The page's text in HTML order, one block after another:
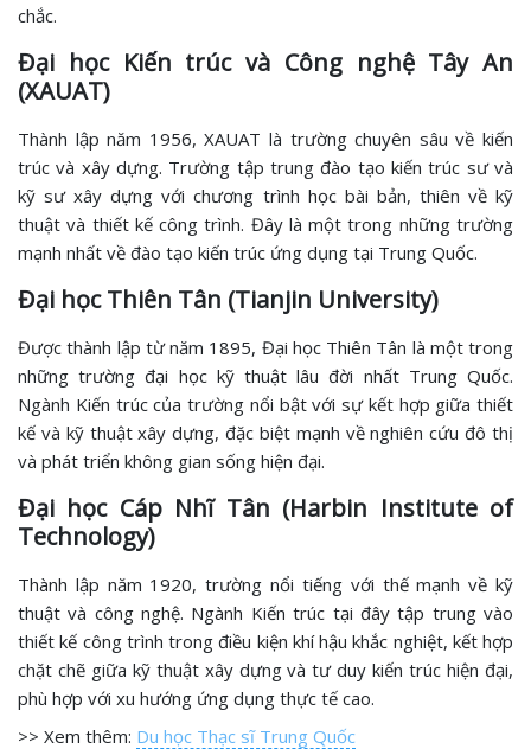
chắc.
Đại học Kiến trúc và Công nghệ Tây An
(XAUAT)
Thành lập năm 1956, XAUAT là trường chuyên sâu về kiến
trúc và xây dựng. Trường tập trung đào tạo kiến trúc sư và
kỹ sư xây dựng với chương trình học bài bản, thiên về kỹ
thuật và thiết kế công trình. Đây là một trong những trường
mạnh nhất về đào tạo kiến trúc ứng dụng tại Trung Quốc.
Đại học Thiên Tân (Tianjin University)
Được thành lập từ năm 1895, Đại học Thiên Tân là một trong
những trường đại học kỹ thuật lâu đời nhất Trung Quốc.
Ngành Kiến trúc của trường nổi bật với sự kết hợp giữa thiết
kế và kỹ thuật xây dựng, đặc biệt mạnh về nghiên cứu đô thị
và phát triển không gian sống hiện đại.
Đại học Cáp Nhĩ Tân (Harbin Institute of
Technology)
Thành lập năm 1920, trường nổi tiếng với thế mạnh về kỹ
thuật và công nghệ. Ngành Kiến trúc tại đây tập trung vào
thiết kế công trình trong điều kiện khí hậu khắc nghiệt, kết hợp
chặt chẽ giữa kỹ thuật xây dựng và tư duy kiến trúc hiện đại,
phù hợp với xu hướng ứng dụng thực tế cao.
>> Xem thêm: Du học Thạc sĩ Trung Quốc